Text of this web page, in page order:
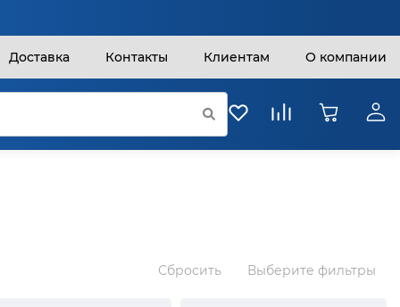
Доставка Контакты Клиентам О компании
Сбросить Выберите фильтры